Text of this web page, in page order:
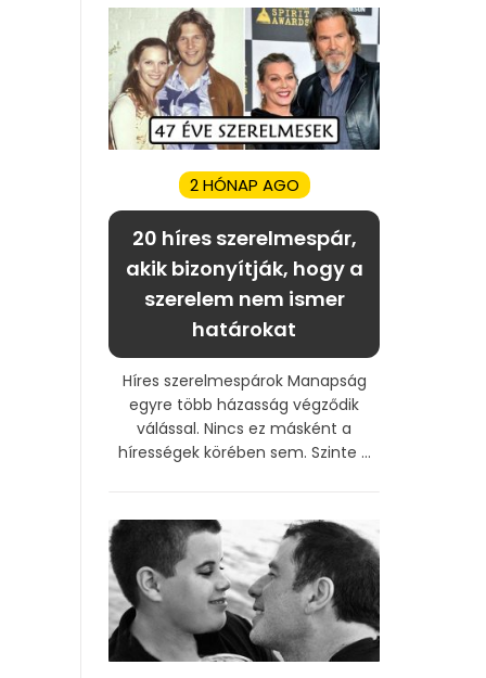
2 HÓNAP AGO
20 híres szerelmespár,
akik bizonyítják, hogy a
szerelem nem ismer
határokat
Híres szerelmespárok Manapság
egyre több házasság végződik
válással. Nincs ez másként a
hírességek körében sem. Szinte ...